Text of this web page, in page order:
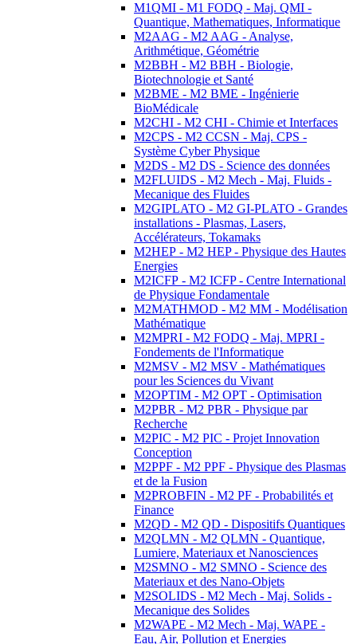
M1QMI - M1 FODQ - Maj. QMI -
Quantique, Mathematiques, Informatique
M2AAG - M2 AAG - Analyse,
Arithmétique, Géométrie
M2BBH - M2 BBH - Biologie,
Biotechnologie et Santé
M2BME - M2 BME - Ingénierie
BioMédicale
M2CHI - M2 CHI - Chimie et Interfaces
M2CPS - M2 CCSN - Maj. CPS -
Système Cyber Physique
M2DS - M2 DS - Science des données
M2FLUIDS - M2 Mech - Maj. Fluids -
Mecanique des Fluides
M2GIPLATO - M2 GI-PLATO - Grandes
installations - Plasmas, Lasers,
Accélérateurs, Tokamaks
M2HEP - M2 HEP - Physique des Hautes
Energies
M2ICFP - M2 ICFP - Centre International
de Physique Fondamentale
M2MATHMOD - M2 MM - Modélisation
Mathématique
M2MPRI - M2 FODQ - Maj. MPRI -
Fondements de l'Informatique
M2MSV - M2 MSV - Mathématiques
pour les Sciences du Vivant
M2OPTIM - M2 OPT - Optimisation
M2PBR - M2 PBR - Physique par
Recherche
M2PIC - M2 PIC - Projet Innovation
Conception
M2PPF - M2 PPF - Physique des Plasmas
et de la Fusion
M2PROBFIN - M2 PF - Probabilités et
Finance
M2QD - M2 QD - Dispositifs Quantiques
M2QLMN - M2 QLMN - Quantique,
Lumiere, Materiaux et Nanosciences
M2SMNO - M2 SMNO - Science des
Materiaux et des Nano-Objets
M2SOLIDS - M2 Mech - Maj. Solids -
Mecanique des Solides
M2WAPE - M2 Mech - Maj. WAPE -
Eau, Air, Pollution et Energies